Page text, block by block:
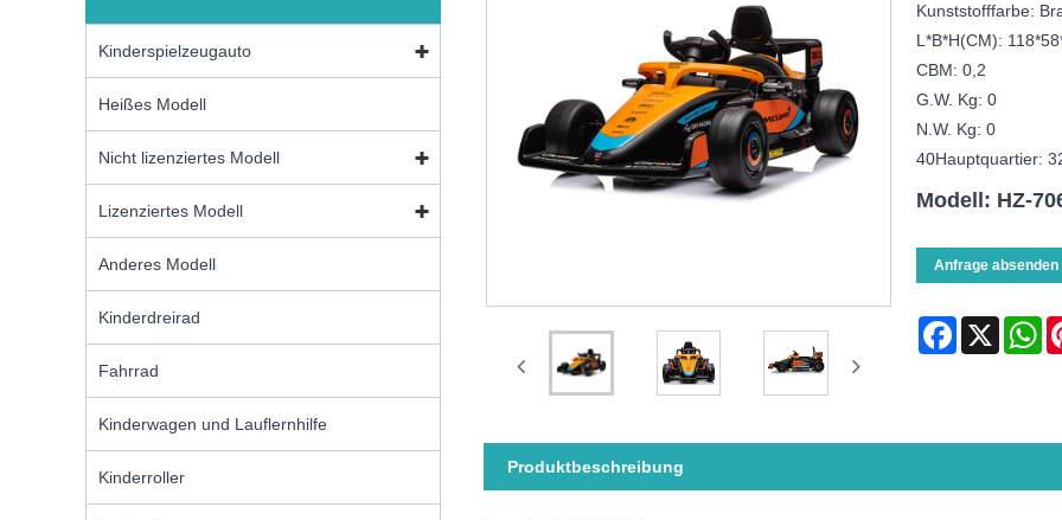
Kinderspielzeugauto
Heißes Modell
Nicht lizenziertes Modell
Lizenziertes Modell
Anderes Modell
Kinderdreirad
Fahrrad
Kinderwagen und Lauflernhilfe
Kinderroller
Kunststofffarbe:
L*B*H(CM):
CBM: 0,2
G.W. Kg: 0
N.W. Kg: 0
40Hauptquartier:
Modell: HZ-
Anfrage absenden
Facebook
X
Produktbeschreibung